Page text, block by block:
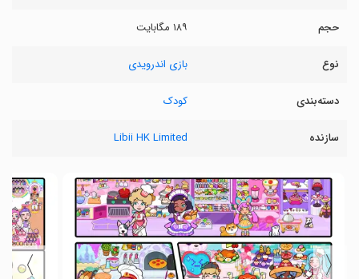
حجم ۱۸۹ مگابایت
نوع بازی اندرویدی
دسته‌بندی کودک
سازنده Libii HK Limited
〈
〉